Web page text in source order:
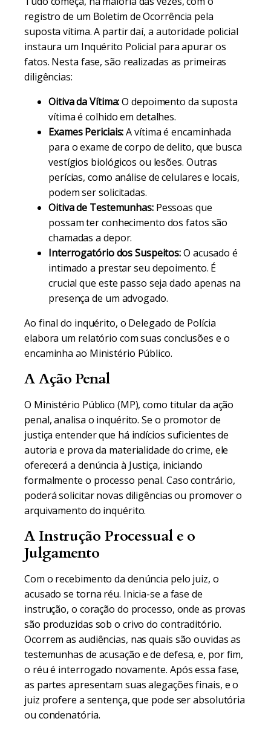
registro de um Boletim de Ocorrência pela
suposta vítima. A partir daí, a autoridade policial
instaura um Inquérito Policial para apurar os
fatos. Nesta fase, são realizadas as primeiras
diligências:
Oitiva da Vítima:O depoimento da suposta
vítima é colhido em detalhes.
Exames Periciais:A vítima é encaminhada
para o exame de corpo de delito, que busca
vestígios biológicos ou lesões. Outras
perícias, como análise de celulares e locais,
podem ser solicitadas.
Oitiva de Testemunhas:Pessoas que
possam ter conhecimento dos fatos são
chamadas a depor.
Interrogatório dos Suspeitos:O acusado é
intimado a prestar seu depoimento. É
crucial que este passo seja dado apenas na
presença de um advogado.
Ao final do inquérito, o Delegado de Polícia
elabora um relatório com suas conclusões e o
encaminha ao Ministério Público.
A Ação Penal
O Ministério Público (MP), como titular da ação
penal, analisa o inquérito. Se o promotor de
justiça entender que há indícios suficientes de
autoria e prova da materialidade do crime, ele
oferecerá a denúncia à Justiça, iniciando
formalmente o processo penal. Caso contrário,
poderá solicitar novas diligências ou promover o
arquivamento do inquérito.
A Instrução Processual e o
Julgamento
Com o recebimento da denúncia pelo juiz, o
acusado se torna réu. Inicia-se a fase de
instrução, o coração do processo, onde as provas
são produzidas sob o crivo do contraditório.
Ocorrem as audiências, nas quais são ouvidas as
testemunhas de acusação e de defesa, e, por fim,
o réu é interrogado novamente. Após essa fase,
as partes apresentam suas alegações finais, e o
juiz profere a sentença, que pode ser absolutória
ou condenatória.